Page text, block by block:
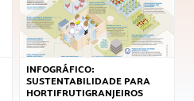
INFOGRÁFICO:
SUSTENTABILIDADE PARA
HORTIFRUTIGRANJEIROS